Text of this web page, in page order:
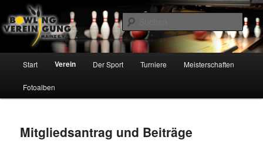
Inhalt
wechseln
Bowling Vereinigung Mainz e.V.
Start Verein Der Sport Turniere Meisterschaften
Fotoalben
Mitgliedsantrag und Beiträge